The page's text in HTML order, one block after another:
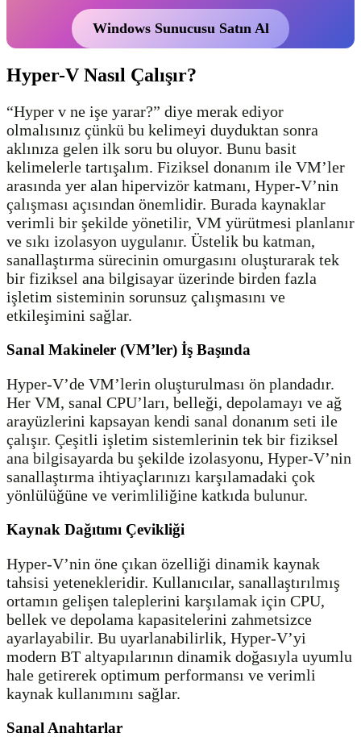
Windows Sunucusu Satın Al
Hyper-V Nasıl Çalışır?
“Hyper v ne işe yarar?” diye merak ediyor
olmalısınız çünkü bu kelimeyi duyduktan sonra
aklınıza gelen ilk soru bu oluyor. Bunu basit
kelimelerle tartışalım. Fiziksel donanım ile VM’ler
arasında yer alan hipervizör katmanı, Hyper-V’nin
çalışması açısından önemlidir. Burada kaynaklar
verimli bir şekilde yönetilir, VM yürütmesi planlanır
ve sıkı izolasyon uygulanır. Üstelik bu katman,
sanallaştırma sürecinin omurgasını oluşturarak tek
bir fiziksel ana bilgisayar üzerinde birden fazla
işletim sisteminin sorunsuz çalışmasını ve
etkileşimini sağlar.
Sanal Makineler (VM’ler) İş Başında
Hyper-V’de VM’lerin oluşturulması ön plandadır.
Her VM, sanal CPU’ları, belleği, depolamayı ve ağ
arayüzlerini kapsayan kendi sanal donanım seti ile
çalışır. Çeşitli işletim sistemlerinin tek bir fiziksel
ana bilgisayarda bu şekilde izolasyonu, Hyper-V’nin
sanallaştırma ihtiyaçlarınızı karşılamadaki çok
yönlülüğüne ve verimliliğine katkıda bulunur.
Kaynak Dağıtımı Çevikliği
Hyper-V’nin öne çıkan özelliği dinamik kaynak
tahsisi yetenekleridir. Kullanıcılar, sanallaştırılmış
ortamın gelişen taleplerini karşılamak için CPU,
bellek ve depolama kapasitelerini zahmetsizce
ayarlayabilir. Bu uyarlanabilirlik, Hyper-V’yi
modern BT altyapılarının dinamik doğasıyla uyumlu
hale getirerek optimum performansı ve verimli
kaynak kullanımını sağlar.
Sanal Anahtarlar